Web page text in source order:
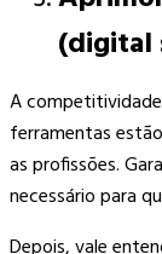
(digital
A
ferramentas
as profissões.
necessário para
Depois, vale